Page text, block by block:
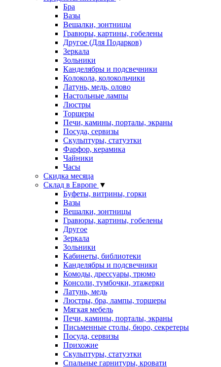
Бра
Вазы
Вешалки, зонтницы
Гравюры, картины, гобелены
Другое (Для Подарков)
Зеркала
Зольники
Канделябры и подсвечники
Колокола, колокольчики
Латунь, медь, олово
Настольные лампы
Люстры
Торшеры
Печи, камины, порталы, экраны
Посуда, сервизы
Скульптуры, статуэтки
Фарфор, керамика
Чайники
Часы
Скидка месяца
Склад в Европе ▼
Буфеты, витрины, горки
Вазы
Вешалки, зонтницы
Гравюры, картины, гобелены
Другое
Зеркала
Зольники
Кабинеты, библиотеки
Канделябры и подсвечники
Комоды, дрессуары, трюмо
Консоли, тумбочки, этажерки
Латунь, медь
Люстры, бра, лампы, торшеры
Мягкая мебель
Печи, камины, порталы, экраны
Письменные столы, бюро, секретеры
Посуда, сервизы
Прихожие
Скульптуры, статуэтки
Спальные гарнитуры, кровати